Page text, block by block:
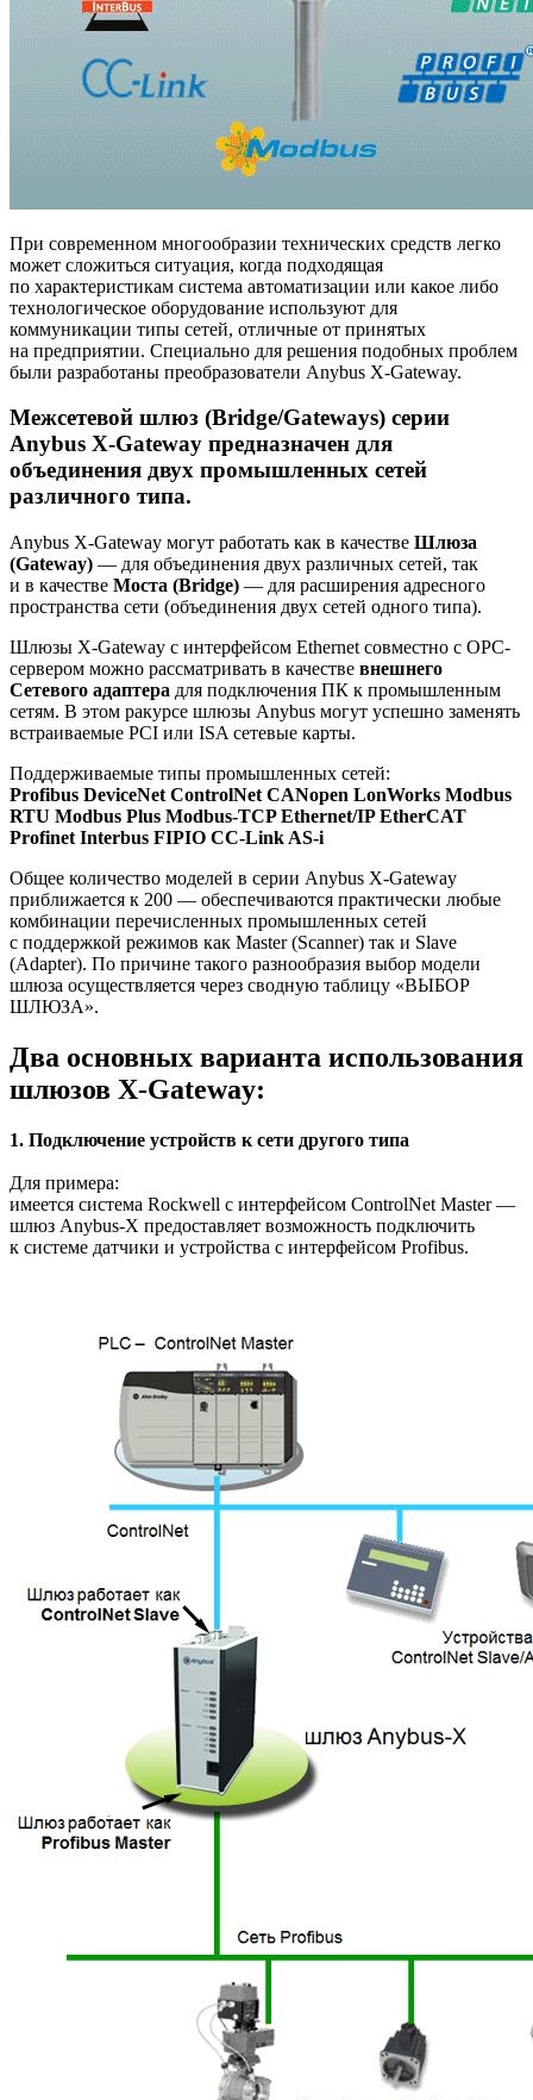
При современном многообразии технических средств легко
может сложиться ситуация, когда подходящая
по характеристикам система автоматизации или какое либо
технологическое оборудование используют для
коммуникации типы сетей, отличные от принятых
на предприятии. Специально для решения подобных проблем
были разработаны преобразователи Anybus X-Gateway.
Межсетевой шлюз (Bridge/Gateways) серии
Anybus X-Gateway предназначен для
объединения двух промышленных сетей
различного типа.
Anybus X-Gateway могут работать как в качестве Шлюза
(Gateway) — для объединения двух различных сетей, так
и в качестве Моста (Bridge) — для расширения адресного
пространства сети (объединения двух сетей одного типа).
Шлюзы X-Gateway с интерфейсом Ethernet совместно с ОРС-
сервером можно рассматривать в качестве внешнего
Cетевого адаптера для подключения ПК к промышленным
сетям. В этом ракурсе шлюзы Anybus могут успешно заменять
встраиваемые PCI или ISA сетевые карты.
Поддерживаемые типы промышленных сетей:
Profibus DeviceNet ControlNet CANopen LonWorks Modbus
RTU Modbus Plus Modbus-TCP Ethernet/IP EtherCAT
Profinet Interbus FIPIO CC-Link AS-i
Общее количество моделей в серии Anybus X-Gateway
приближается к 200 — обеспечиваются практически любые
комбинации перечисленных промышленных сетей
с поддержкой режимов как Master (Scanner) так и Slave
(Adapter). По причине такого разнообразия выбор модели
шлюза осуществляется через сводную таблицу «ВЫБОР
ШЛЮЗА».
Два основных варианта использования
шлюзов X-Gateway:
1. Подключение устройств к сети другого типа
Для примера:
имеется система Rockwell с интерфейсом ControlNet Master —
шлюз Anybus-X предоставляет возможность подключить
к системе датчики и устройства с интерфейсом Profibus.